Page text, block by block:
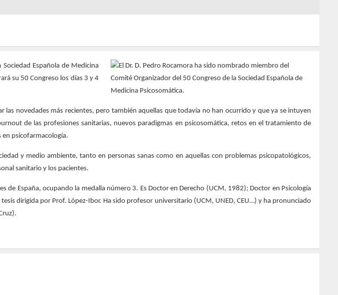
Española de Medicina
su 50 Congreso los días 3 y 4
las novedades más recientes, pero también aquellas que todavía no han ocurrido y que ya se intuyen
de las profesiones sanitarias, nuevos paradigmas en psicosomática, retos en el tratamiento de
psicofarmacología.
y medio ambiente, tanto en personas sanas como en aquellas con problemas psicopatológicos,
sanitario y los pacientes.
de España, ocupando la medalla número 3. Es Doctor en Derecho (UCM, 1982); Doctor en Psicología
dirigida por Prof. López-Ibor. Ha sido profesor universitario (UCM, UNED, CEU…) y ha pronunciado